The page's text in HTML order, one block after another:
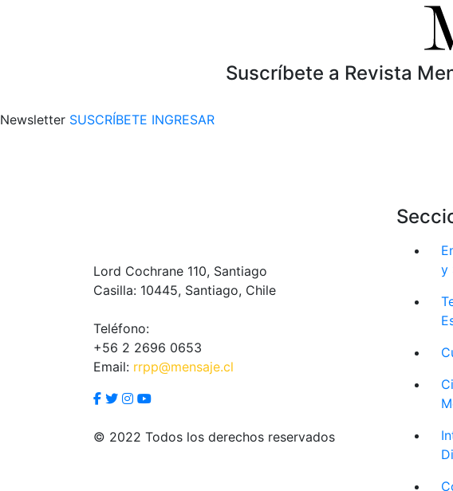
Suscríbete a Revista
Newsletter SUSCRÍBETE INGRESAR
Lord Cochrane 110, Santiago
Casilla: 10445, Santiago, Chile
Teléfono:
+56 2 2696 0653
Email: rrpp@mensaje.cl
© 2022 Todos los derechos reservados
y